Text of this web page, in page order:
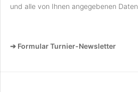
und alle von Ihnen angegebenen Daten
➔ Formular Turnier-Newsletter